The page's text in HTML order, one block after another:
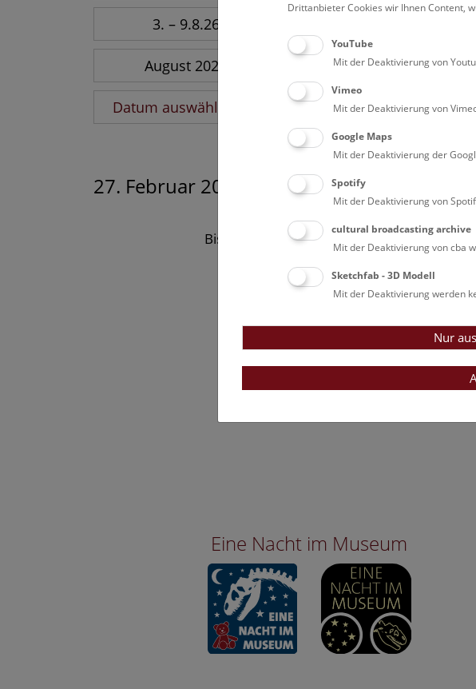
3. – 9.8.26
August 2026
Datum auswählen
27. Februar 2024
Bisher keine Ergebnisse. Dienstags ist
Eine Nacht im Museum
Drittanbieter Cookies wir Ihnen Content,
YouTube
Mit der Deaktivierung von
Vimeo
Mit der Deaktivierung von
Google Maps
Mit der Deaktivierung der
Spotify
Mit der Deaktivierung von
cultural broadcasting archive
Mit der Deaktivierung von cba
Sketchfab - 3D Modell
Mit der Deaktivierung werden
Nur